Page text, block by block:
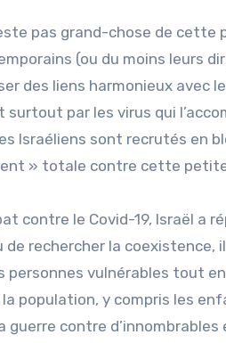
pas grand-chose de cette
(ou du moins leurs
des liens harmonieux
surtout par les virus qui
Israéliens sont recrutés en
» totale contre cette
contre le Covid-19, Israël a
de rechercher la
personnes vulnérables tout
population, y compris les
guerre contre